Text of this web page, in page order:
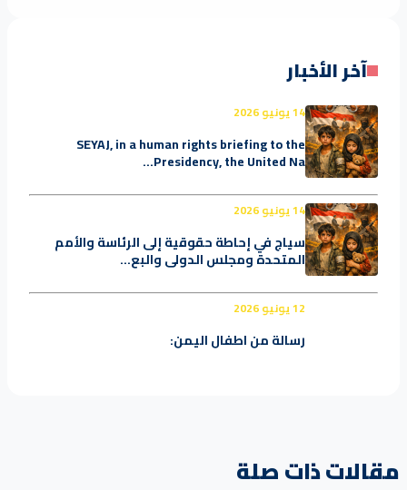
آخر الأخبار
14 يونيو 2026
SEYAJ, in a human rights briefing to the
Presidency, the United Na...
14 يونيو 2026
سياج في إحاطة حقوقية إلى الرئاسة والأمم
المتحدة ومجلس الدولي والبع...
12 يونيو 2026
رسالة من اطفال اليمن:
مقالات ذات صلة